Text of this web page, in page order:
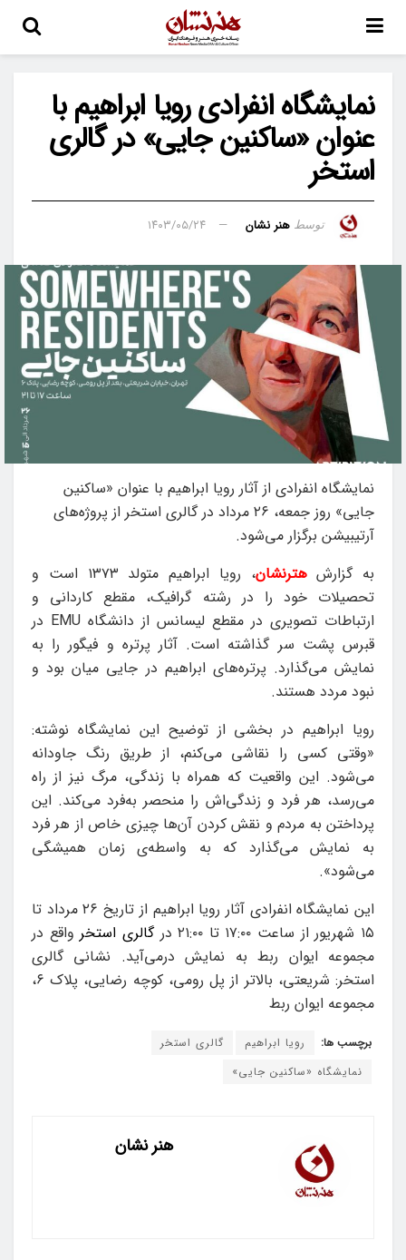
نمایشگاه انفرادی رویا ابراهیم با
عنوان «ساکنین جایی» در گالری
استخر
توسط هنر نشان ۱۴۰۳/۰۵/۲۴
نمایشگاه انفرادی از آثار رویا ابراهیم با عنوان «ساکنین
جایی» روز جمعه، ۲۶ مرداد در گالری استخر از پروژه‌های
آرتیبیشن برگزار می‌شود.
به گزارشهترنشان
، رویا ابراهیم متولد ۱۳۷۳ است و
تحصیلات خود را در رشته گرافیک، مقطع کاردانی و
ارتباطات تصویری در مقطع لیسانس از دانشگاه EMU در
قبرس پشت سر گذاشته است. آثار پرتره و فیگور را به
نمایش می‌گذارد. پرتره‌های ابراهیم در جایی میان بود و
نبود مردد هستند.
رویا ابراهیم در بخشی از توضیح این نمایشگاه نوشته:
«وقتی کسی را نقاشی می‌کنم، از طریق رنگ جاودانه
می‌شود. این واقعیت که همراه با زندگی، مرگ نیز از راه
می‌رسد، هر فرد و زندگی‌اش را منحصر به‌فرد می‌کند. این
پرداختن به مردم و نقش کردن آن‌ها چیزی خاص از هر فرد
به نمایش‌ می‌گذارد‌ که به واسطه‌ی زمان همیشگی
می‌شود»‌.
این نمایشگاه انفرادی آثار رویا ابراهیم از تاریخ ۲۶ مرداد تا
۱۵ شهریور از ساعت ۱۷:۰۰ تا ۲۱:۰۰ در
گالری استخر واقع در
مجموعه ایوان ربط به نمایش درمی‌آید. نشانی گالری
استخر: شریعتی، بالاتر از پل رومی، کوچه رضایی، پلاک ۶،
مجموعه ایوان ربط
برچسب ها: رویا ابراهیم
گالری استخر
نمایشگاه «ساکنین جایی»
هنر نشان